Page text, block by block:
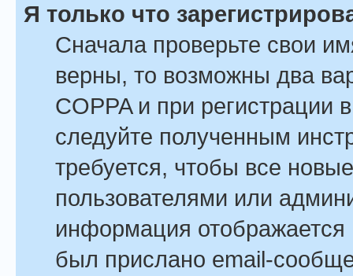
Я только что
Сначала проверьте свои
верны, то возможны два
COPPA и при регистрации
следуйте полученным
требуется, чтобы все
пользователями или
информация отображается
был прислано email-